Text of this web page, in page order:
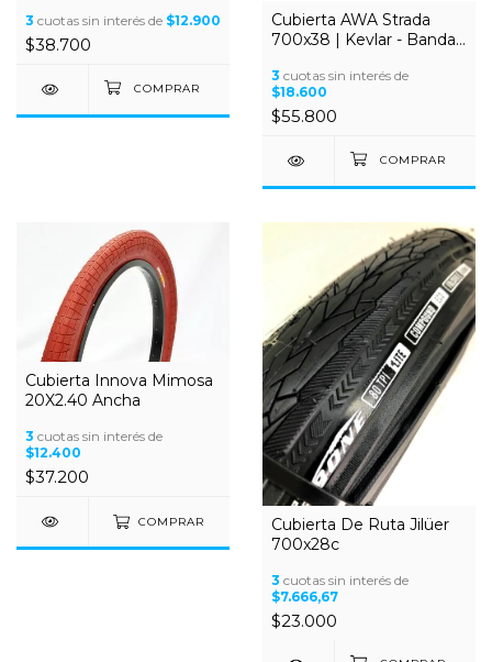
3 cuotas sin interés de $12.900
$38.700
Cubierta AWA Strada
700x38 | Kevlar - Banda
Gravel/Asfalto - Plegable
3 cuotas sin interés de
$18.600
$55.800
Cubierta Innova Mimosa
20X2.40 Ancha
3 cuotas sin interés de
$12.400
$37.200
COMPRAR
Cubierta De Ruta Jilüer
700x28c
3 cuotas sin interés de
$7.666,67
$23.000